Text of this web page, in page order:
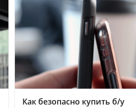
Как безопасно купить б/у